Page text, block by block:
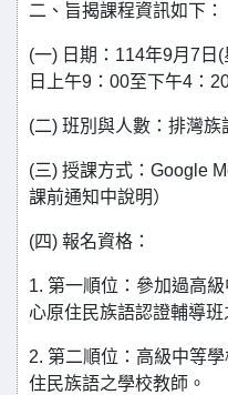
二、旨揭課程資訊如下：
(一) 日期：114年9月7日
日上午9：00至下午4：
(二) 班別與人數：排灣族
(三) 授課方式：Google
課前通知中說明）
(四) 報名資格：
1. 第一順位：參加過高
心原住民族語認證輔導班
2. 第二順位：高級中等
住民族語之學校教師。